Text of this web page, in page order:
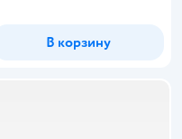
В корзину